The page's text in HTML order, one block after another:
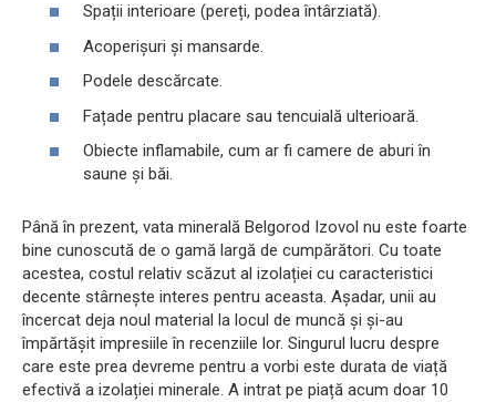
Spații interioare (pereți, podea întârziată).
Acoperișuri și mansarde.
Podele descărcate.
Fațade pentru placare sau tencuială ulterioară.
Obiecte inflamabile, cum ar fi camere de aburi în
saune și băi.
Până în prezent, vata minerală Belgorod Izovol nu este foarte
bine cunoscută de o gamă largă de cumpărători. Cu toate
acestea, costul relativ scăzut al izolației cu caracteristici
decente stârnește interes pentru aceasta. Așadar, unii au
încercat deja noul material la locul de muncă și și-au
împărtășit impresiile în recenziile lor. Singurul lucru despre
care este prea devreme pentru a vorbi este durata de viață
efectivă a izolației minerale. A intrat pe piață acum doar 10